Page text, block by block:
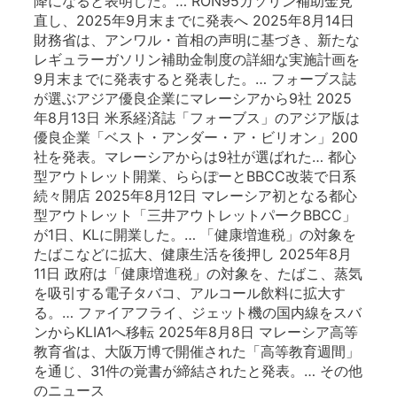
直し、2025年9月末までに発表へ 2025年8月14日
財務省は、アンワル・首相の声明に基づき、新たな
レギュラーガソリン補助金制度の詳細な実施計画を
9月末までに発表すると発表した。… フォーブス誌
が選ぶアジア優良企業にマレーシアから9社 2025
年8月13日 米系経済誌「フォーブス」のアジア版は
優良企業「ベスト・アンダー・ア・ビリオン」200
社を発表。マレーシアからは9社が選ばれた… 都心
型アウトレット開業、ららぽーとBBCC改装で日系
続々開店 2025年8月12日 マレーシア初となる都心
型アウトレット「三井アウトレットパークBBCC」
が1日、KLに開業した。… 「健康増進税」の対象を
たばこなどに拡大、健康生活を後押し 2025年8月
11日 政府は「健康増進税」の対象を、たばこ、蒸気
を吸引する電子タバコ、アルコール飲料に拡大す
る。… ファイアフライ、ジェット機の国内線をスバ
ンからKLIA1へ移転 2025年8月8日 マレーシア高等
教育省は、大阪万博で開催された「高等教育週間」
を通じ、31件の覚書が締結されたと発表。… その他
のニュース